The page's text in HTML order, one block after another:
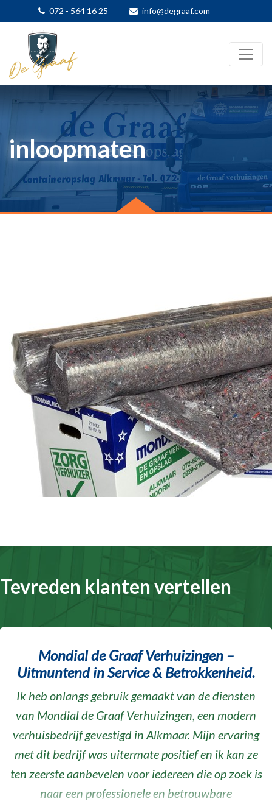
072 - 564 16 25 info@degraaf.com
inloopmaten
Tevreden klanten vertellen
Mondial de Graaf Verhuizingen –
Uitmuntend in Service & Betrokkenheid.
Ik heb onlangs gebruik gemaakt van de diensten
van Mondial de Graaf Verhuizingen, een modern
verhuisbedrijf gevestigd in Alkmaar. Mijn ervaring
met dit bedrijf was uitermate positief en ik kan ze
ten zeerste aanbevelen voor iedereen die op zoek is
naar een professionele en betrouwbare